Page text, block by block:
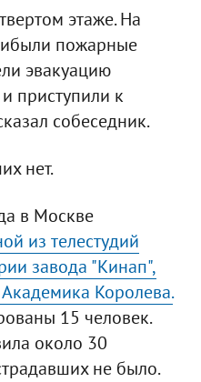
этаже. На
пожарные
эвакуацию
приступили к
собеседник.
нет.
в Москве
из телестудий
завода "Кинап",
Королева.
15 человек.
около 30
не было.